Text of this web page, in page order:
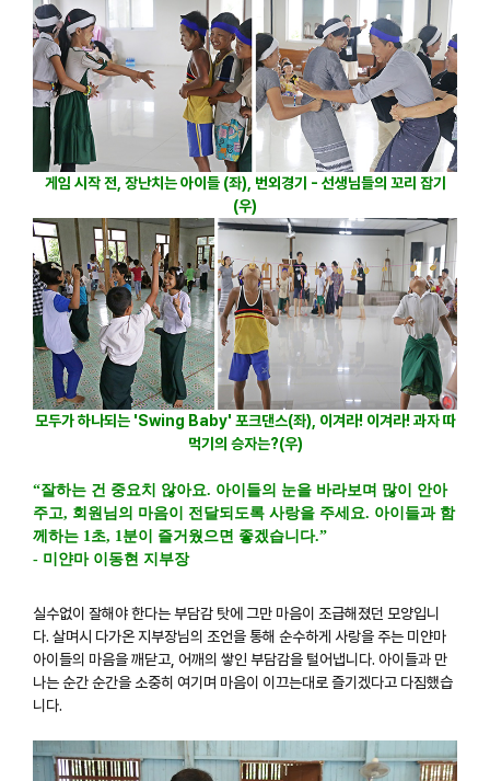
게임 시작 전, 장난치는 아이들 (좌), 번외경기 - 선생님들의 꼬리 잡기
(우)
모두가 하나되는 'Swing Baby' 포크댄스(좌), 이겨라! 이겨라! 과자 따
먹기의 승자는?(우)
“잘하는 건 중요치 않아요. 아이들의 눈을 바라보며 많이 안아
주고, 회원님의 마음이 전달되도록 사랑을 주세요. 아이들과 함
께하는 1초, 1분이 즐거웠으면 좋겠습니다.”
- 미얀마 이동현 지부장
실수없이 잘해야 한다는 부담감 탓에 그만 마음이 조급해졌던 모양입니
다. 살며시 다가온 지부장님의 조언을 통해 순수하게 사랑을 주는 미얀마
아이들의 마음을 깨닫고, 어깨의 쌓인 부담감을 털어냅니다. 아이들과 만
나는 순간 순간을 소중히 여기며 마음이 이끄는대로 즐기겠다고 다짐했습
니다.